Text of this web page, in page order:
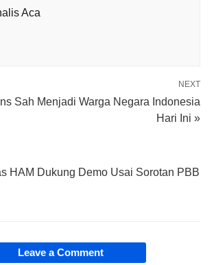
Aca
NEXT
Sah Menjadi Warga Negara Indonesia
Hari Ini »
HAM Dukung Demo Usai Sorotan PBB
Leave a Comment